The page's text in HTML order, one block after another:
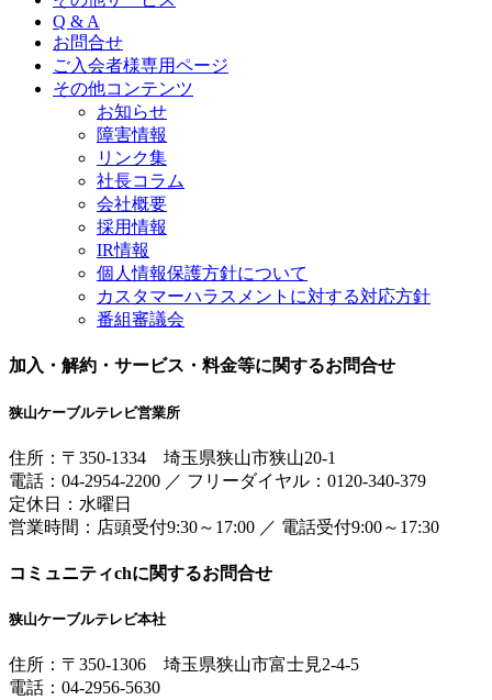
Q & A
お問合せ
ご入会者様専用ページ
その他コンテンツ
お知らせ
障害情報
リンク集
社長コラム
会社概要
採用情報
IR情報
個人情報保護方針について
カスタマーハラスメントに対する対応方針
番組審議会
加入・解約・サービス・料金等に関するお問合せ
狭山ケーブルテレビ営業所
住所： 〒350-1334 埼玉県狭山市狭山20-1
電話： 04-2954-2200 ／ フリーダイヤル：0120-340-379
定休日：水曜日
営業時間： 店頭受付9:30～17:00 ／ 電話受付9:00～17:30
コミュニティchに関するお問合せ
狭山ケーブルテレビ本社
住所： 〒350-1306 埼玉県狭山市富士見2-4-5
電話： 04-2956-5630